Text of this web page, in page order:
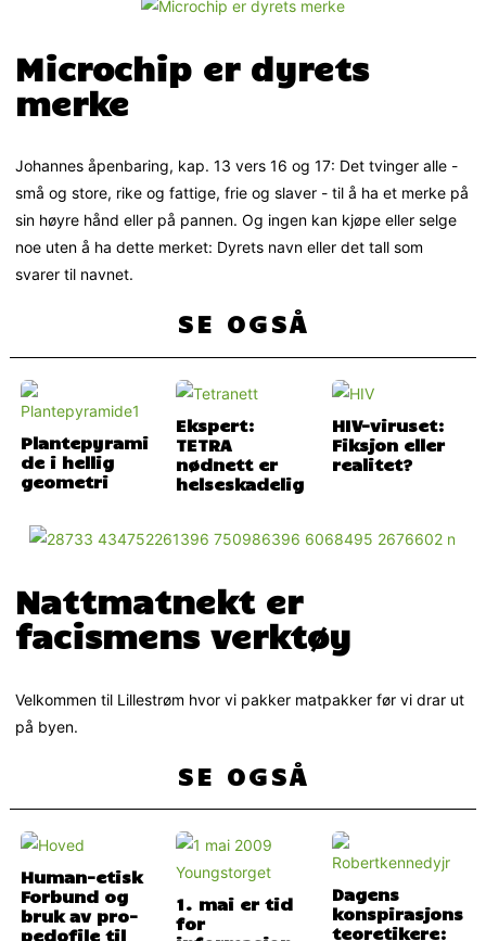
Microchip er dyrets
merke
Johannes åpenbaring, kap. 13 vers 16 og 17: Det tvinger alle -
små og store, rike og fattige, frie og slaver - til å ha et merke på
sin høyre hånd eller på pannen. Og ingen kan kjøpe eller selge
noe uten å ha dette merket: Dyrets navn eller det tall som
svarer til navnet.
SE OGSÅ
Plantepyrami
de i hellig
geometri
Ekspert:
TETRA
nødnett er
helseskadelig
HIV-viruset:
Fiksjon eller
realitet?
Nattmatnekt er
facismens verktøy
Velkommen til Lillestrøm hvor vi pakker matpakker før vi drar ut
på byen.
SE OGSÅ
Human-etisk
Forbund og
bruk av pro-
pedofile til
1. mai er tid
for
Dagens
konspirasjons
teoretikere: